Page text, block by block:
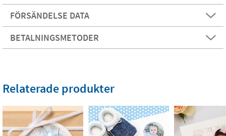
FÖRSÄNDELSE DATA
BETALNINGSMETODER
Relaterade produkter